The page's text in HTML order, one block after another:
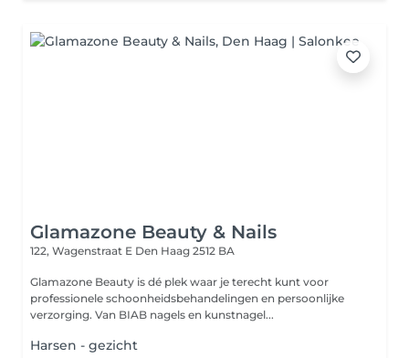
Glamazone Beauty & Nails
122, Wagenstraat E Den Haag 2512 BA
Glamazone Beauty is dé plek waar je terecht kunt voor
professionele schoonheidsbehandelingen en persoonlijke
verzorging. Van BIAB nagels en kunstnagel...
Harsen - gezicht